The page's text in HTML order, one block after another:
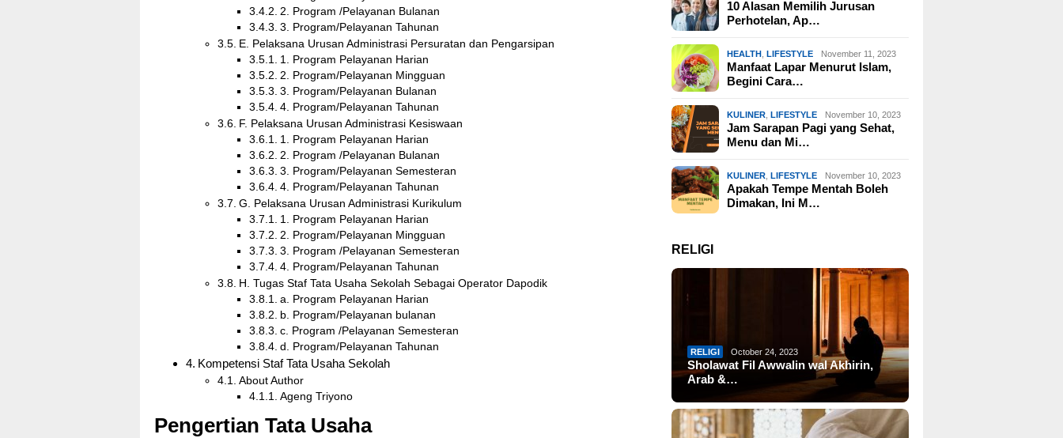
2. Program /Pelayanan Bulanan
3. Program/Pelayanan Tahunan
E. Pelaksana Urusan Administrasi Persuratan dan Pengarsipan
1. Program Pelayanan Harian
2. Program/Pelayanan Mingguan
3. Program/Pelayanan Bulanan
4. Program/Pelayanan Tahunan
F. Pelaksana Urusan Administrasi Kesiswaan
1. Program Pelayanan Harian
2. Program /Pelayanan Bulanan
3. Program/Pelayanan Semesteran
4. Program/Pelayanan Tahunan
G. Pelaksana Urusan Administrasi Kurikulum
1. Program Pelayanan Harian
2. Program/Pelayanan Mingguan
3. Program /Pelayanan Semesteran
4. Program/Pelayanan Tahunan
H. Tugas Staf Tata Usaha Sekolah Sebagai Operator Dapodik
a. Program Pelayanan Harian
b. Program/Pelayanan bulanan
c. Program /Pelayanan Semesteran
d. Program/Pelayanan Tahunan
Kompetensi Staf Tata Usaha Sekolah
About Author
Ageng Triyono
Pengertian Tata Usaha
10 Alasan Memilih Jurusan
Perhotelan, Ap…
HEALTH ,LIFESTYLE November 11, 2023
Manfaat Lapar Menurut Islam,
Begini Cara…
KULINER ,LIFESTYLE November 10, 2023
Jam Sarapan Pagi yang Sehat,
Menu dan Mi…
KULINER ,LIFESTYLE November 10, 2023
Apakah Tempe Mentah Boleh
Dimakan, Ini M…
RELIGI
RELIGI October 24, 2023
Sholawat Fil Awwalin wal Akhirin,
Arab &…